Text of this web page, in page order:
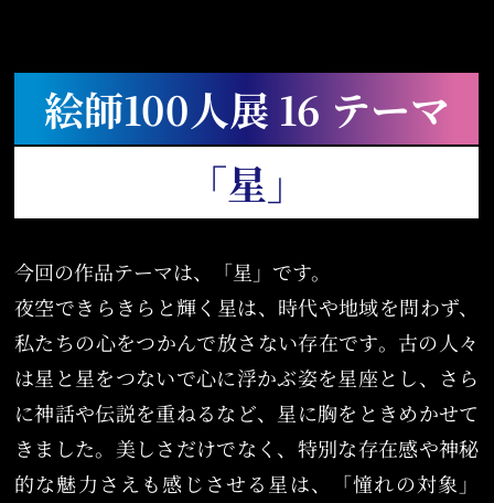
絵師100人展 16 テーマ
「星」
今回の作品テーマは、「星」です。
夜空できらきらと輝く星は、時代や地域を問わず、
私たちの心をつかんで放さない存在です。古の人々
は星と星をつないで心に浮かぶ姿を星座とし、さら
に神話や伝説を重ねるなど、星に胸をときめかせて
きました。美しさだけでなく、特別な存在感や神秘
的な魅力さえも感じさせる星は、「憧れの対象」